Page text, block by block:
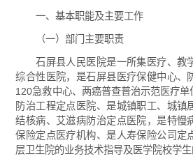
一、基本职能及主要工作
（一）部门主要职责
石屏县人民医院是一所集医疗、教
综合性医院，是石屏县医疗保健中心、
120急救中心、两癌普查普治示范医疗
防治工程定点医院、是城镇职工、城镇
结核病、艾滋病防治定点医院，是特慢
保险定点医疗机构、是人寿保险公司定
层卫生院的业务技术指导及医学院校学生